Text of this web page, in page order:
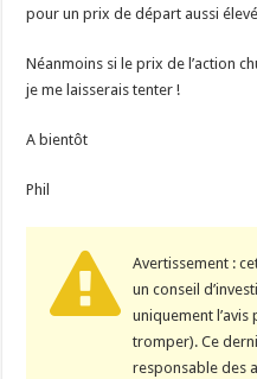
pour un prix de départ aussi
Néanmoins si le prix de l’action
je me laisserais tenter !
A bientôt
Phil
Avertissement :
un conseil
uniquement l’avis
tromper). Ce
responsable des